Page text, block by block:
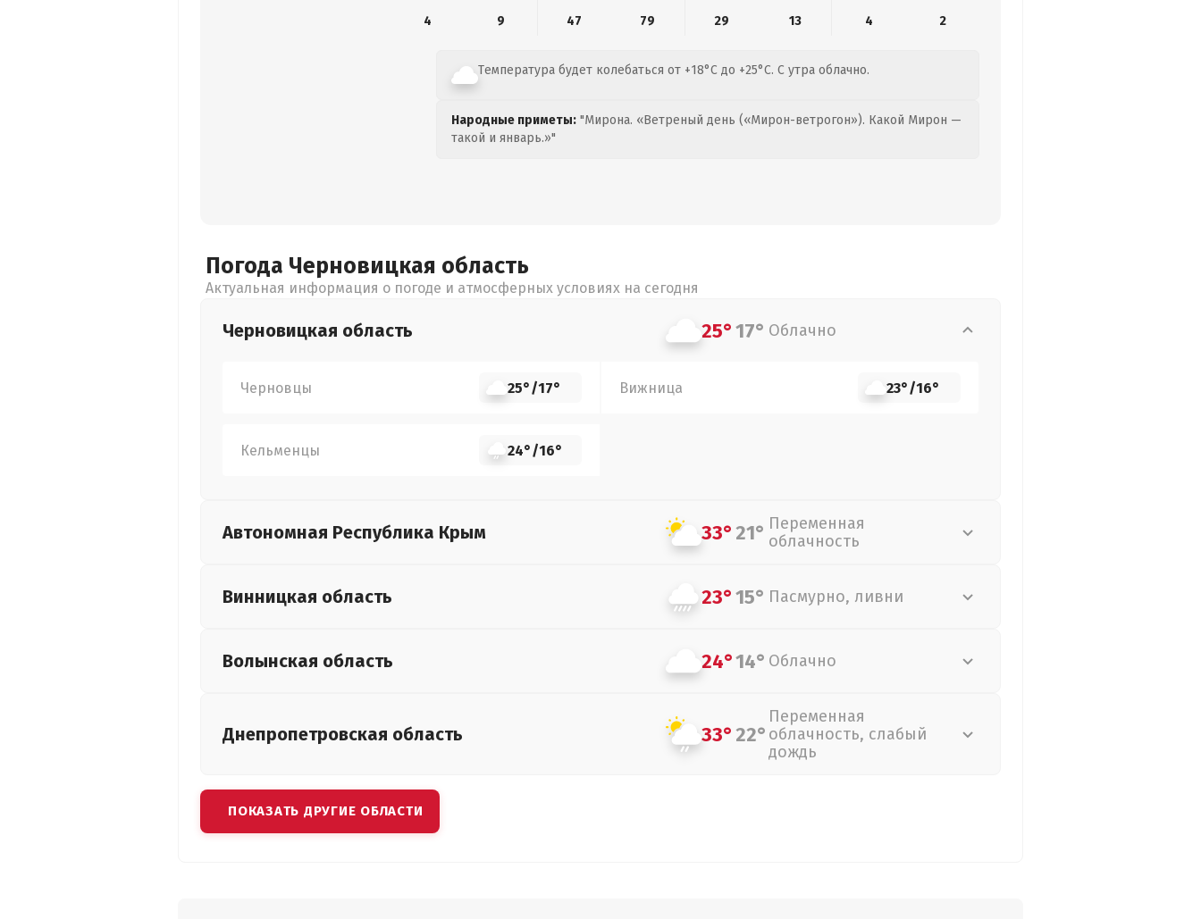
4
9 47 79 29 13 4 2
Температура будет колебаться от +18°C до +25°C. С утра облачно.
Народные приметы: "Мирона. «Ветреный день («Мирон-ветрогон»). Какой Мирон —
такой и январь.»"
Погода Черновицкая область
Актуальная информация о погоде и атмосферных условиях на сегодня
Черновицкая область 25°17° Облачно
Черновцы 25°/17° Вижница 23°/16°
Кельменцы 24°/16°
Автономная Республика Крым 33°21° Переменная
облачность
Винницкая область 23°15° Пасмурно, ливни
Волынская область 24°14° Облачно
Днепропетровская область 33°22°
Переменная
облачность, слабый
дождь
ПОКАЗАТЬ ДРУГИЕ ОБЛАСТИ